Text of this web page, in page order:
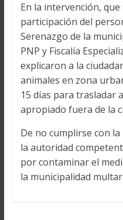
En la intervención,
participación del
Serenazgo de la
PNP y Fiscalía
explicaron a la
animales en zona
15 días para trasladar
apropiado fuera de la
De no cumplirse con
la autoridad
por contaminar el
la municipalidad